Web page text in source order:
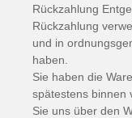
Rückzahlung
Rückzahlung
und in
haben.
Sie haben die
spätestens binnen
Sie uns über den